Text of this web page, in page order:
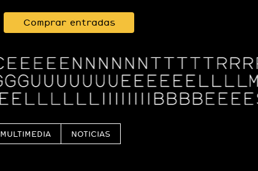
Comprar entradas
MULTIMEDIA NOTICIAS